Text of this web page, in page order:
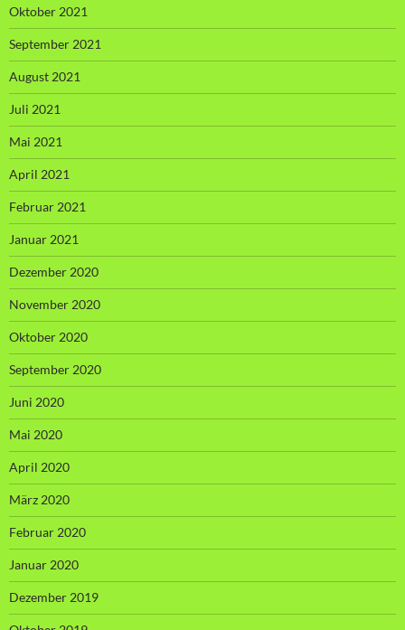
Oktober 2021
September 2021
August 2021
Juli 2021
Mai 2021
April 2021
Februar 2021
Januar 2021
Dezember 2020
November 2020
Oktober 2020
September 2020
Juni 2020
Mai 2020
April 2020
März 2020
Februar 2020
Januar 2020
Dezember 2019